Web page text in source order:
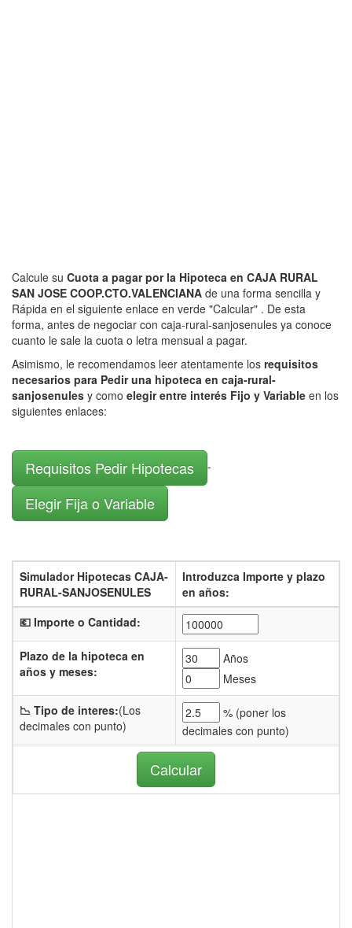
Calcule su Cuota a pagar por la Hipoteca en CAJA RURAL
SAN JOSE COOP.CTO.VALENCIANA de una forma sencilla y
Rápida en el siguiente enlace en verde "Calcular" . De esta
forma, antes de negociar con caja-rural-sanjosenules ya conoce
cuanto le sale la cuota o letra mensual a pagar.
Asimismo, le recomendamos leer atentamente los requisitos
necesarios para Pedir una hipoteca en caja-rural-
sanjosenules y como elegir entre interés Fijo y Variable en los
siguientes enlaces:
Requisitos Pedir Hipotecas -
Elegir Fija o Variable
Simulador Hipotecas CAJA-
RURAL-SANJOSENULES
Introduzca Importe y plazo
en años:
💶 Importe o Cantidad:
Plazo de la hipoteca en
años y meses:
Años
Meses
📉 Tipo de interes:(Los
decimales con punto)
% (poner los
decimales con punto)